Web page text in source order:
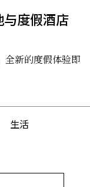
度假酒店
全新的度假体验即
生活